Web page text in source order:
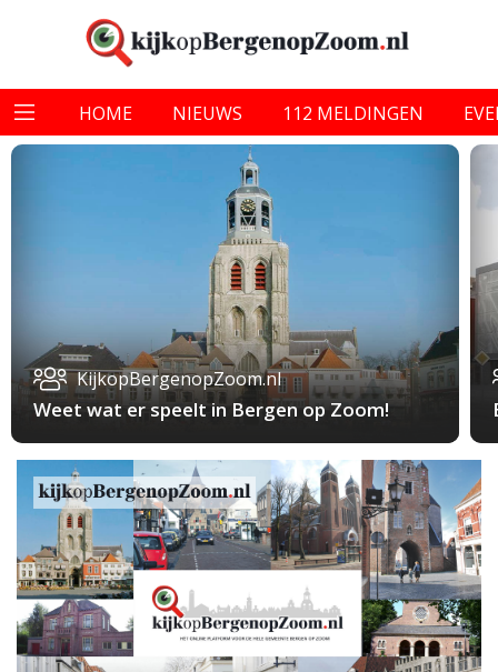
HOME NIEUWS 112 MELDINGEN
KijkopBergenopZoom.nl
Weet wat er speelt in Bergen op Zoom!